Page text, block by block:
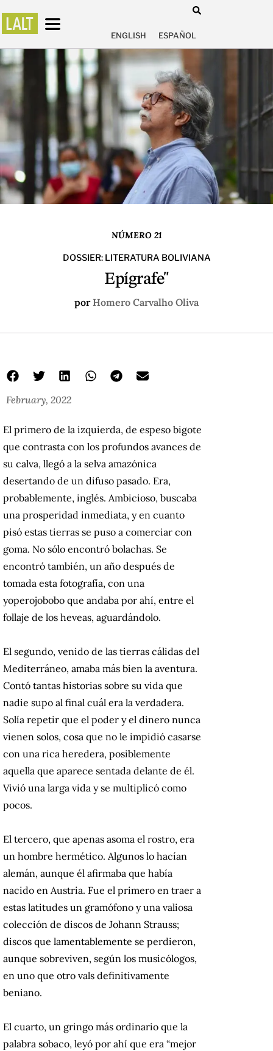
ENGLISH ESPAÑOL
NÚMERO 21
DOSSIER: LITERATURA BOLIVIANA
Epígrafe"
por Homero Carvalho Oliva
February, 2022
El primero de la izquierda, de espeso bigote
que contrasta con los profundos avances de
su calva, llegó a la selva amazónica
desertando de un difuso pasado. Era,
probablemente, inglés. Ambicioso, buscaba
una prosperidad inmediata, y en cuanto
pisó estas tierras se puso a comerciar con
goma. No sólo encontró bolachas. Se
encontró también, un año después de
tomada esta fotografía, con una
yoperojobobo que andaba por ahí, entre el
follaje de los heveas, aguardándolo.
El segundo, venido de las tierras cálidas del
Mediterráneo, amaba más bien la aventura.
Contó tantas historias sobre su vida que
nadie supo al final cuál era la verdadera.
Solía repetir que el poder y el dinero nunca
vienen solos, cosa que no le impidió casarse
con una rica heredera, posiblemente
aquella que aparece sentada delante de él.
Vivió una larga vida y se multiplicó como
pocos.
El tercero, que apenas asoma el rostro, era
un hombre hermético. Algunos lo hacían
alemán, aunque él afirmaba que había
nacido en Austria. Fue el primero en traer a
estas latitudes un gramófono y una valiosa
colección de discos de Johann Strauss;
discos que lamentablemente se perdieron,
aunque sobreviven, según los musicólogos,
en uno que otro vals definitivamente
beniano.
El cuarto, un gringo más ordinario que la
palabra sobaco, leyó por ahí que era “mejor